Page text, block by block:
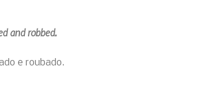
and robbed.
e roubado.